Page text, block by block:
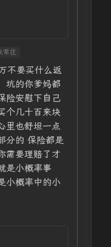
常往
不要买什么返
坑的你爹妈都
险安慰下自己
个几十百来块
里也舒坦一点
分的 保险都是
需要理赔了才
是小概率事
小概率中的小